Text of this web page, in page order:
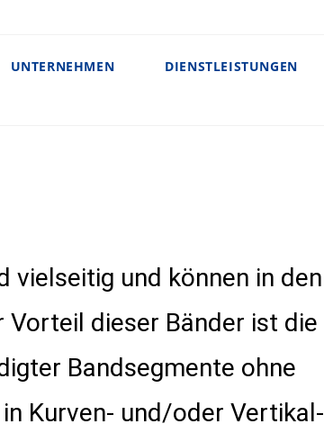
UNTERNEHMEN DIENSTLEISTUNGEN
und können in den
dieser Bänder ist die
Bandsegmente ohne
Kurven- und/oder Vertikal-